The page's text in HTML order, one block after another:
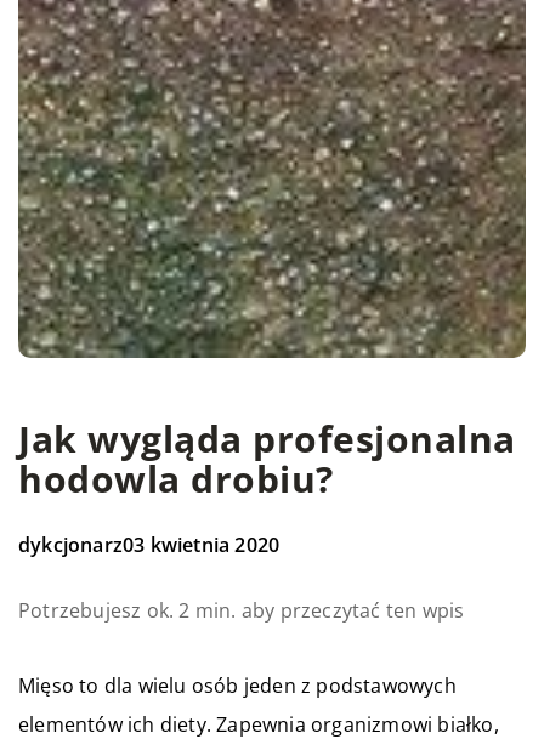
Jak wygląda profesjonalna
hodowla drobiu?
dykcjonarz03 kwietnia 2020
Potrzebujesz ok. 2 min. aby przeczytać ten wpis
Mięso to dla wielu osób jeden z podstawowych
elementów ich diety. Zapewnia organizmowi białko,